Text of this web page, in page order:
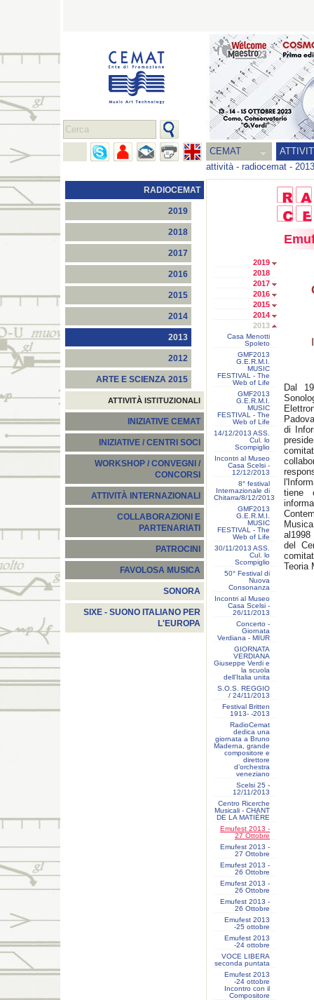
CEMAT
attività- radiocemat - 2013
RADIOCEMAT
2019
2018
2017
2016
2015
2014
2013
2012
ARTE E SCIENZA 2015
ATTIVITÀ ISTITUZIONALI
INIZIATIVE CEMAT
INIZIATIVE / CENTRI SOCI
WORKSHOP / CONVEGNI /
CONCORSI
ATTIVITÀ INTERNAZIONALI
COLLABORAZIONI E
PARTENARIATI
PATROCINI
FAVOLOSA MUSICA
SONORA
SIXE - SUONO ITALIANO PER
L'EUROPA
2019
2018
2017
2016
2015
2014
2013
Casa Menotti
Spoleto
GMF2013
G.E.R.M.I.
MUSIC
FESTIVAL - The
Web of Life
GMF2013
G.E.R.M.I.
MUSIC
FESTIVAL - The
Web of Life
14/12/2013 ASS.
Cul. lo
Scompiglio
Incontri al Museo
Casa Scelsi -
12/12/2013
8° festival
Internazionale di
Chitarra/8/12/2013
GMF2013
G.E.R.M.I.
MUSIC
FESTIVAL - The
Web of Life
30/11/2013 ASS.
Cul. lo
Scompiglio
50° Festival di
Nuova
Consonanza
Incontri al Museo
Casa Scelsi -
26/11/2013
Concerto -
Giornata
Verdiana - MIUR
GIORNATA
VERDIANA
Giuseppe Verdi e
la scuola
dell’Italia unita
S.O.S. REGGIO
/ 24/11/2013
Festival Britten
1913- ‐2013
RadioCemat
dedica una
giornata a Bruno
Maderna, grande
compositore e
direttore
d’orchestra
veneziano
Scelsi 25 -
12/11/2013
Centro Ricerche
Musicali - CHANT
DE LA MATIÈRE
Emufest 2013 -
27 Ottobre
Emufest 2013 -
27 Ottobre
Emufest 2013 -
26 Ottobre
Emufest 2013 -
26 Ottobre
Emufest 2013 -
26 Ottobre
Emufest 2013
-25 ottobre
Emufest 2013
-24 ottobre
VOCE LIBERA
seconda puntata
Emufest 2013
-24 ottobre
Incontro con il
Compositore
Dal
di
tiene
al1998
del
Teoria